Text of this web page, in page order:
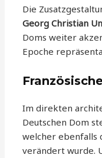
Die
Georg Christian
Doms weiter
Epoche
Im direkten
Deutschen Dom
welcher ebenfalls
verändert wurde.